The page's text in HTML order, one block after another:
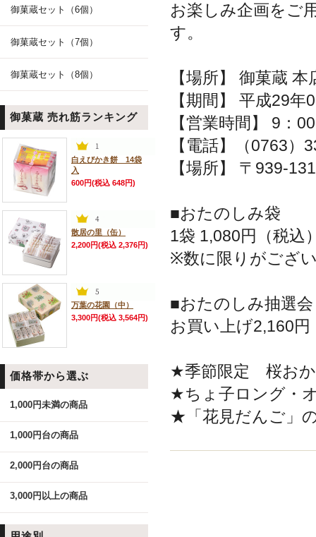
御菓蔵セット（6個）
御菓蔵セット（7個）
御菓蔵セット（8個）
御菓蔵 売れ筋ランキング
白えびかき餅 14袋
入
600円(税込 648円)
散居の里（缶）
2,200円(税込 2,376円)
万葉の花園（中）
3,300円(税込 3,564円)
価格帯から選ぶ
1,000円未満の商品
1,000円台の商品
2,000円台の商品
3,000円以上の商品
お楽しみ企画をご
す。
【場所】 御菓蔵
【期間】 平成29
【営業時間】 9：
【電話】（0763）
【場所】 〒939-
■おたのしみ袋
1袋 1,080円（税込
※数に限りがござ
■おたのしみ抽選会
お買い上げ2,160
★季節限定 桜お
★ちょ子ロング・
★「花見だんご」